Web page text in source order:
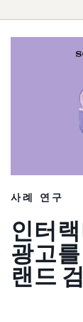
사례 연구
인터
광고
랜드